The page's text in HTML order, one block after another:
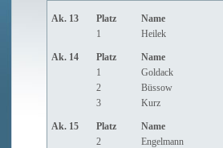
Ak. 13 Platz Name
1
Heilek
Ak. 14 Platz Name
1
Goldack
2
Büssow
3
Kurz
Ak. 15 Platz Name
2
Engelmann